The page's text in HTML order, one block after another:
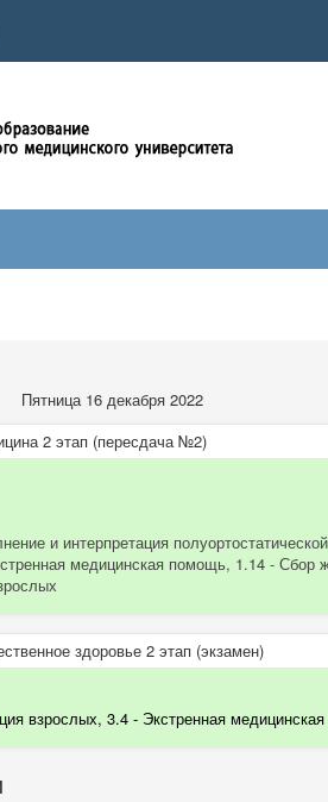
Пятница 16 декабря 2022
2 этап (пересдача №2)
и интерпретация
медицинская помощь, 1.14 - Сбор
здоровье 2 этап (экзамен)
взрослых, 3.4 - Экстренная